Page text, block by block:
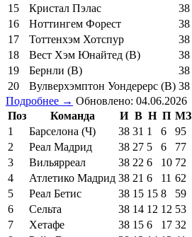
15
Кристал Пэлас 38
16
Ноттингем Форест 38
17
Тоттенхэм Хотспур 38
18
Вест Хэм Юнайтед (В) 38
19
Бернли (В) 38
20
Вулверхэмптон Уондерерс (В) 38
Подробнее → Обновлено: 04.06.2026
Поз
Команда И В Н П МЗ
1
Барселона (Ч) 38 31 1 6 95
2
Реал Мадрид 38 27 5 6 77
3
Вильярреал 38 22 6 10 72
4
Атлетико Мадрид 38 21 6 11 62
5
Реал Бетис 38 15 15 8 59
6
Сельта 38 14 12 12 53
7
Хетафе 38 15 6 17 32